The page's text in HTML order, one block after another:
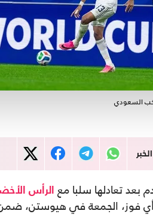
السعودي
الرأس
إلى دور الـ32 من دون أي فوز، الجمعة في